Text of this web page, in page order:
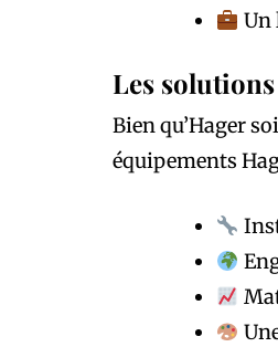
Un
Les
Bien qu’Hager
équipements